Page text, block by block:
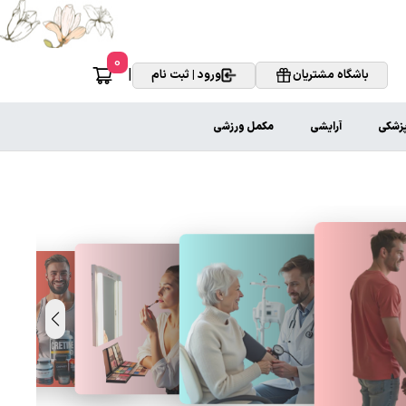
باشگاه مشتریان ورود | ثبت نام |
0
آرایشی مکمل ورزشی